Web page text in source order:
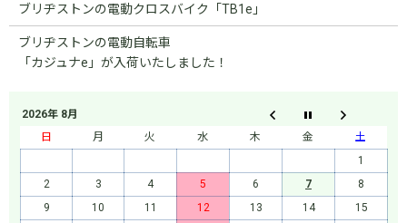
ブリヂストンの電動クロスバイク「TB1e」
ブリヂストンの電動自転車
「カジュナe」が入荷いたしました！
2026年 8月
日
月 火 水 木 金
土
1
2
3 4 5 6 7
8
9
10 11 12 13 14
15